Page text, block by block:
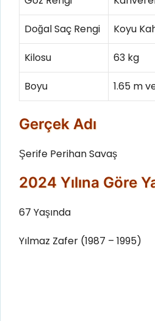
Doğal Saç Rengi Koyu
Kilosu 63 kg
Boyu 1.65 m
Gerçek Adı
Şerife Perihan Savaş
2024 Yılına Göre
67 Yaşında
Yılmaz Zafer (1987 – 1995)